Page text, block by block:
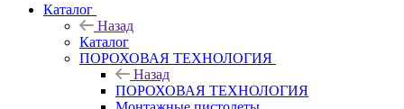
Каталог
Назад
Каталог
ПОРОХОВАЯ ТЕХНОЛОГИЯ
Назад
ПОРОХОВАЯ ТЕХНОЛОГИЯ